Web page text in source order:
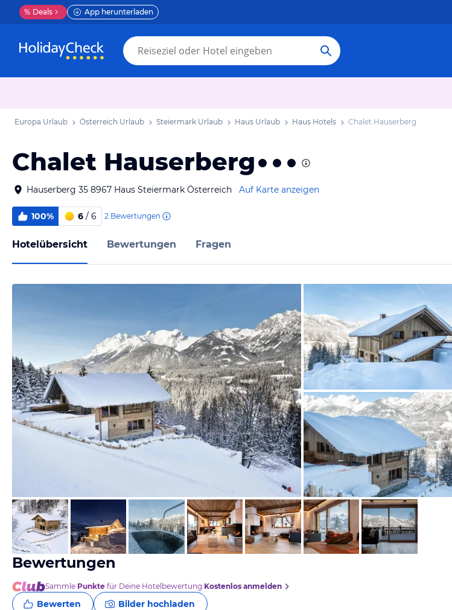
% Deals App herunterladen
Europa Urlaub Österreich Urlaub Steiermark Urlaub Haus Urlaub Haus Hotels Chalet Hauserberg
Chalet Hauserberg
Hauserberg 35 8967 Haus Steiermark Österreich Auf Karte anzeigen
100% 6 / 6 2 Bewertungen
Hotelübersicht Bewertungen Fragen
von Booking.com
von Booking.com
von Booking.com
Bewertungen
Sammle Punkte für Deine Hotelbewertung.Kostenlos anmelden
Bewerten Bilder hochladen